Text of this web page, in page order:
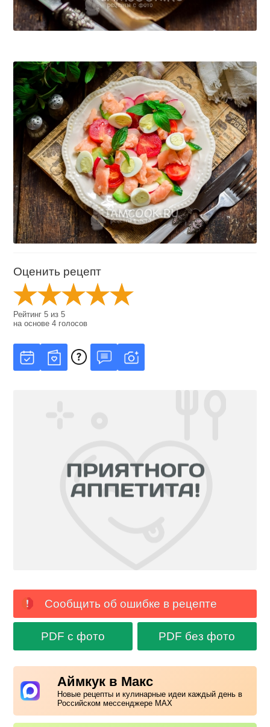
Оценить рецепт
Рейтинг5 из5
на основе4 голосов
Сообщить об ошибке в рецепте
PDF с фото PDF без фото
Аймкук в Макс
Новые рецепты и кулинарные идеи каждый день в
Российском мессенджере MAX